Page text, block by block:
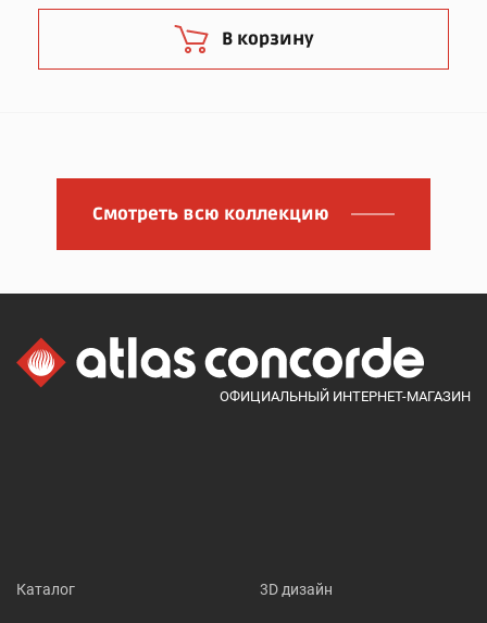
В корзину
Смотреть всю коллекцию
ОФИЦИАЛЬНЫЙ ИНТЕРНЕТ-МАГАЗИН
Каталог 3D дизайн